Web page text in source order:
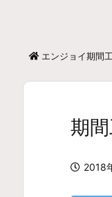
エンジョイ期間工
期
2018